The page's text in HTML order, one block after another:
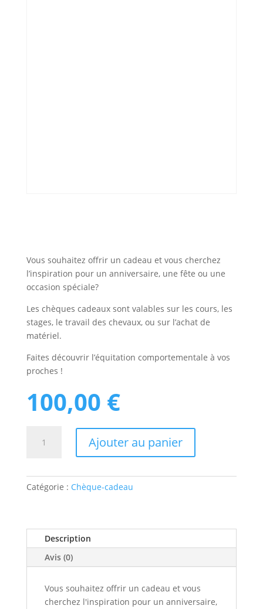
Vous souhaitez offrir un cadeau et vous cherchez
l’inspiration pour un anniversaire, une fête ou une
occasion spéciale?
Les chèques cadeaux sont valables sur les cours, les
stages, le travail des chevaux, ou sur l’achat de
matériel.
Faites découvrir l’équitation comportementale à vos
proches !
100,00 €
-
Ajouter au panier
Catégorie : Chèque-cadeau
Description
Avis (0)
Vous souhaitez offrir un cadeau et vous
cherchez l'inspiration pour un anniversaire,